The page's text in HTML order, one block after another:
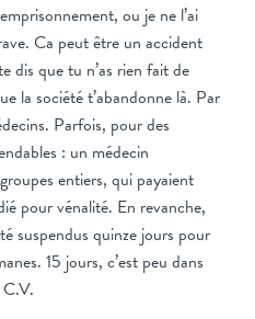
ou je ne l’ai
Ca peut être un accident
dis que tu n’as rien fait de
la société t’abandonne là. Par
Parfois, pour des
: un médecin
entiers, qui payaient
pour vénalité. En revanche,
suspendus quinze jours pour
15 jours, c’est peu dans